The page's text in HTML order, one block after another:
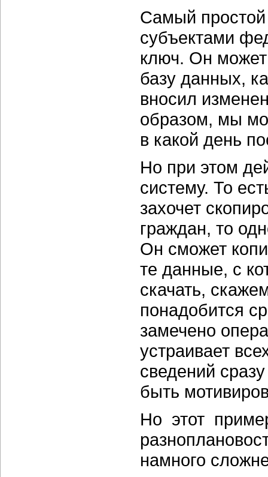
Самый
субъектами
ключ. Он
базу данных,
вносил
образом, мы
в какой день
Но при этом
систему. То
захочет
граждан, то
Он сможет
те данные, с
скачать,
понадобится
замечено
устраивает
сведений
быть
Но этот
намного